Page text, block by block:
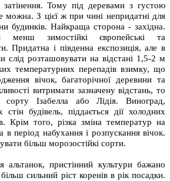
Тому під деревами з густою
З цієї ж при чині непридатні для
будинків. Найкраща сторона - західна.
зимостійкі європейські та
Придатна і південна експозиція, але в
слід розташовувати на відстані 1,5-2 м
температурних перепадів взимку, що
вічок, багаторічної деревини та
витримати зазначену відстань, то
Ізабелла або Лідія. Виноград,
будівель, піддається дії холодних
Крім того, різка зміна температур на
в період набухання і розпускання вічок.
більш морозостійкі сорти.
альтанок, пристінний культури бажано
сильний ріст коренів в рік посадки.